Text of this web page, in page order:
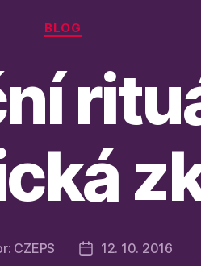
Rubriky
BLOG
CZEPS
Datum
12. 10. 2016